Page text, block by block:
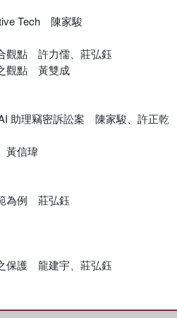
Tech 陳家駿
觀點 許力儒、莊弘鈺
觀點 黃雙成
助理竊密訴訟案 陳家駿、許正乾
黃信瑋
為例 莊弘鈺
保護 龍建宇、莊弘鈺